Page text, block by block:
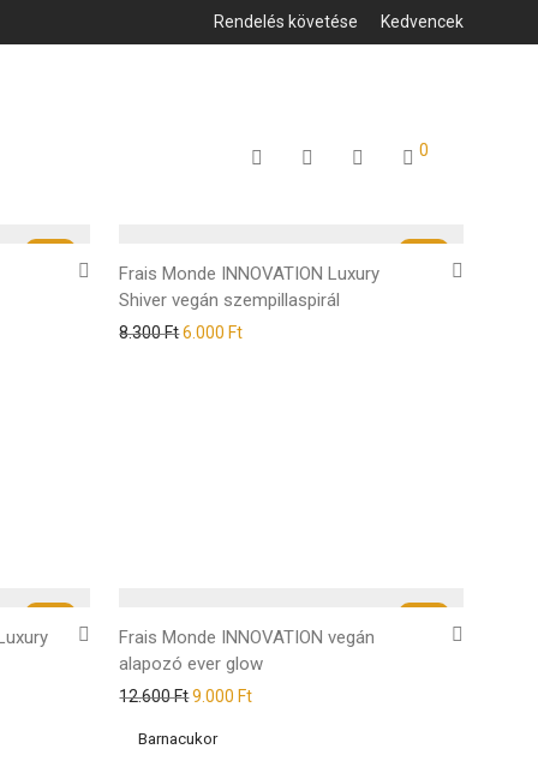
Rendelés követése Kedvencek
0
Frais Monde INNOVATION Luxury
Shiver vegán szempillaspirál
8.300Ft6.000 Ft
Frais Monde INNOVATION vegán
alapozó ever glow
12.600Ft9.000 Ft